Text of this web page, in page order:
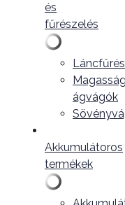
és
fűrészelés
ágvágók
Akkumulátoros
termékek